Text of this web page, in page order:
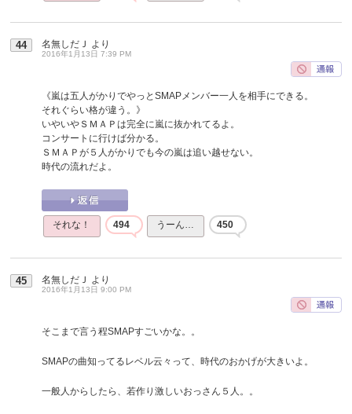
44 名無しだＪ より
2016年1月13日 7:39 PM
《嵐は五人がかりでやっとSMAPメンバー一人を相手にできる。
それぐらい格が違う。》
いやいやＳＭＡＰは完全に嵐に抜かれてるよ。
コンサートに行けば分かる。
ＳＭＡＰが５人がかりでも今の嵐は追い越せない。
時代の流れだよ。
それな！ 494 うーん… 450
45 名無しだＪ より
2016年1月13日 9:00 PM
そこまで言う程SMAPすごいかな。。
SMAPの曲知ってるレベル云々って、時代のおかげが大きいよ。
一般人からしたら、若作り激しいおっさん５人。。